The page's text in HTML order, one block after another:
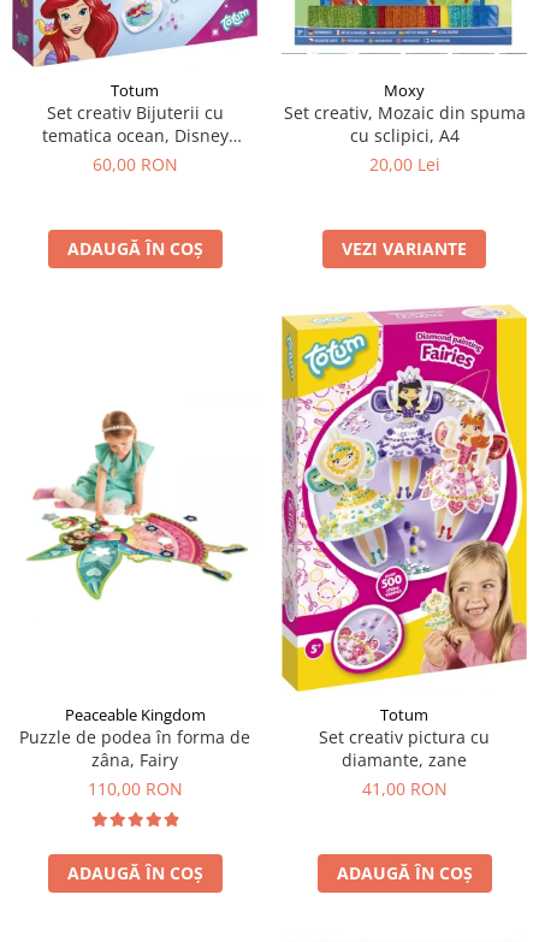
Totum
Set creativ Bijuterii cu
tematica ocean, Disney
Princess
60,00 RON
ADAUGĂ ÎN COȘ
Moxy
Set creativ, Mozaic din spuma
cu sclipici, A4
20,00 Lei
VEZI VARIANTE
Peaceable Kingdom
Puzzle de podea în forma de
zâna, Fairy
110,00 RON
ADAUGĂ ÎN COȘ
Totum
Set creativ pictura cu
diamante, zane
41,00 RON
ADAUGĂ ÎN COȘ